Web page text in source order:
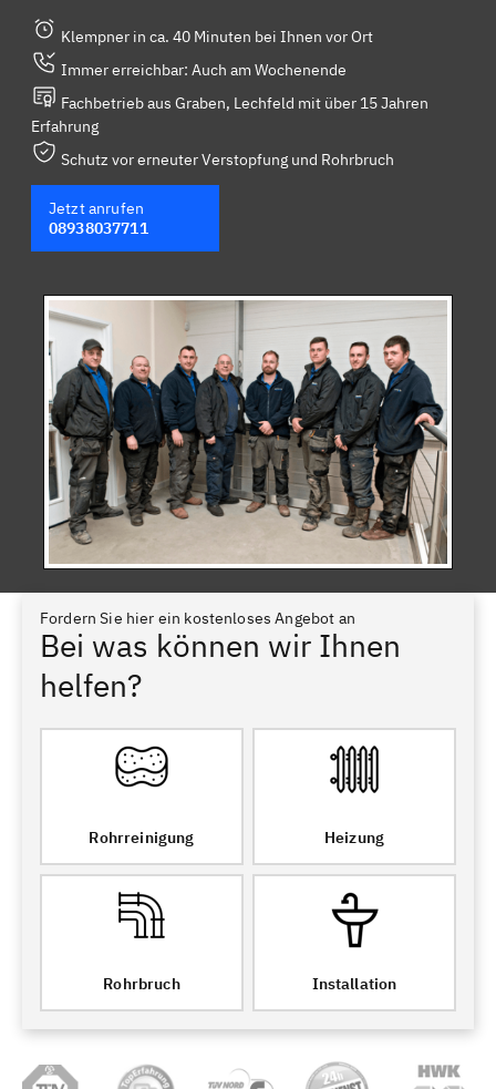
Klempner in ca. 40 Minuten bei Ihnen vor Ort
Immer erreichbar: Auch am Wochenende
Fachbetrieb aus Graben, Lechfeld mit über 15 Jahren
Erfahrung
Schutz vor erneuter Verstopfung und Rohrbruch
Jetzt anrufen
08938037711
Fordern Sie hier ein kostenloses Angebot an
Bei was können wir Ihnen
helfen?
Rohrreinigung Heizung
Rohrbruch Installation